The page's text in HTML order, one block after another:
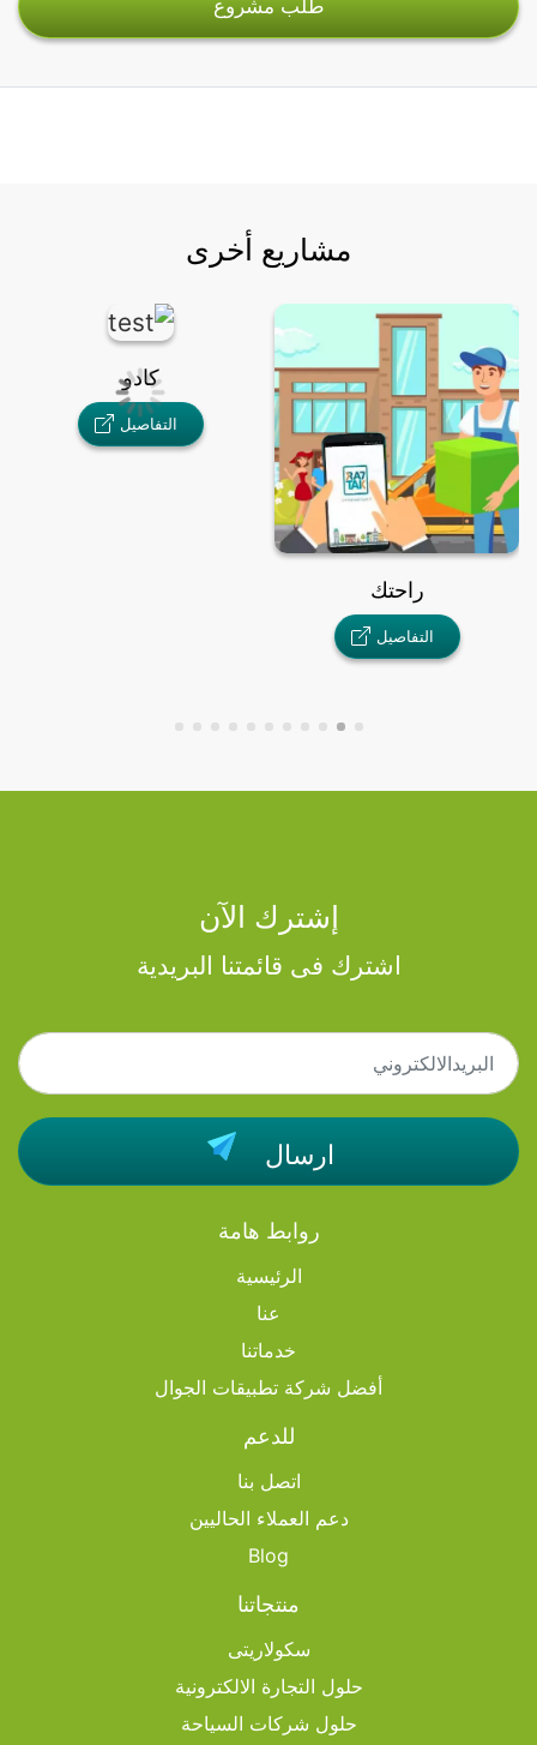
طلب مشروع
مشاريع أخرى
راحتك
التفاصيل
كادو
التفاصيل
إشترك الآن
اشترك فى قائمتنا البريدية
ارسال
روابط هامة
الرئيسية
عنا
خدماتنا
أفضل شركة تطبيقات الجوال
للدعم
اتصل بنا
دعم العملاء الحاليين
Blog
منتجاتنا
سكولاريتى
حلول التجارة الالكترونية
حلول شركات السياحة